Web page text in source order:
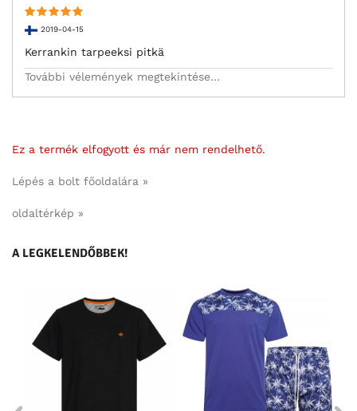
2019-04-15
Kerrankin tarpeeksi pitkä
További vélemények megtekintése…
Ez a termék elfogyott és már nem rendelhető.
Lépés a bolt főoldalára »
oldaltérkép »
A LEGKELENDŐBBEK!